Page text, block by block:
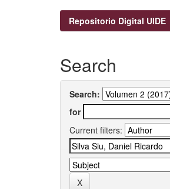
Repositorio Digital UIDE
Search
Search:
for
Current filters: